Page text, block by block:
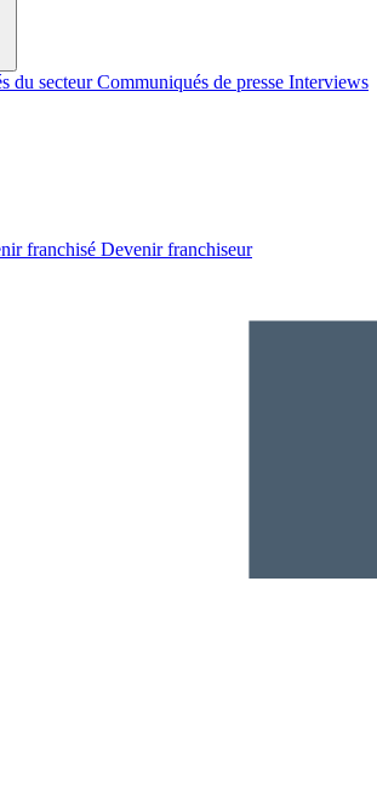
du secteur Communiqués de presse Interviews
franchisé Devenir franchiseur